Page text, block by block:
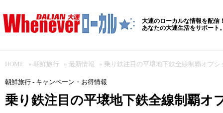
大連のローカルな情報を配信
あなたの大連生活をサポート
HOME » 朝鮮旅行 » 最新情報 » 乗り鉄注目の平壌地下鉄全線制覇オプ
朝鮮旅行 - キャンペーン・お得情報
乗り鉄注目の平壌地下鉄全線制覇オ